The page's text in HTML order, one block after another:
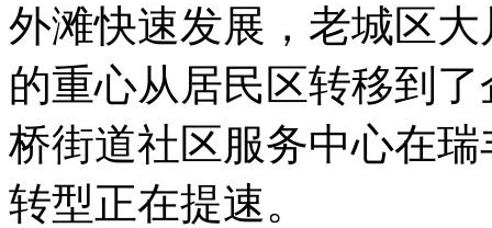
外滩快速发展，老城区
的重心从居民区转移到
桥街道社区服务中心在
转型正在提速。